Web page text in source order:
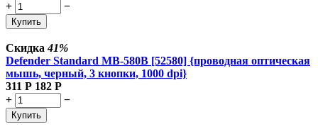
+ −
Купить
Скидка41%
Defender Standard MB-580B [52580] {проводная оптическая
мышь, черный, 3 кнопки, 1000 dpi}
311 Р 182 Р
+
−
Купить